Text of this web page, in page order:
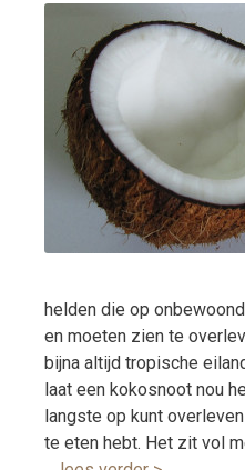
helden die op
en moeten zien te
bijna altijd tropische
laat een kokosnoot nou
langste op kunt
te eten hebt. Het zit vol